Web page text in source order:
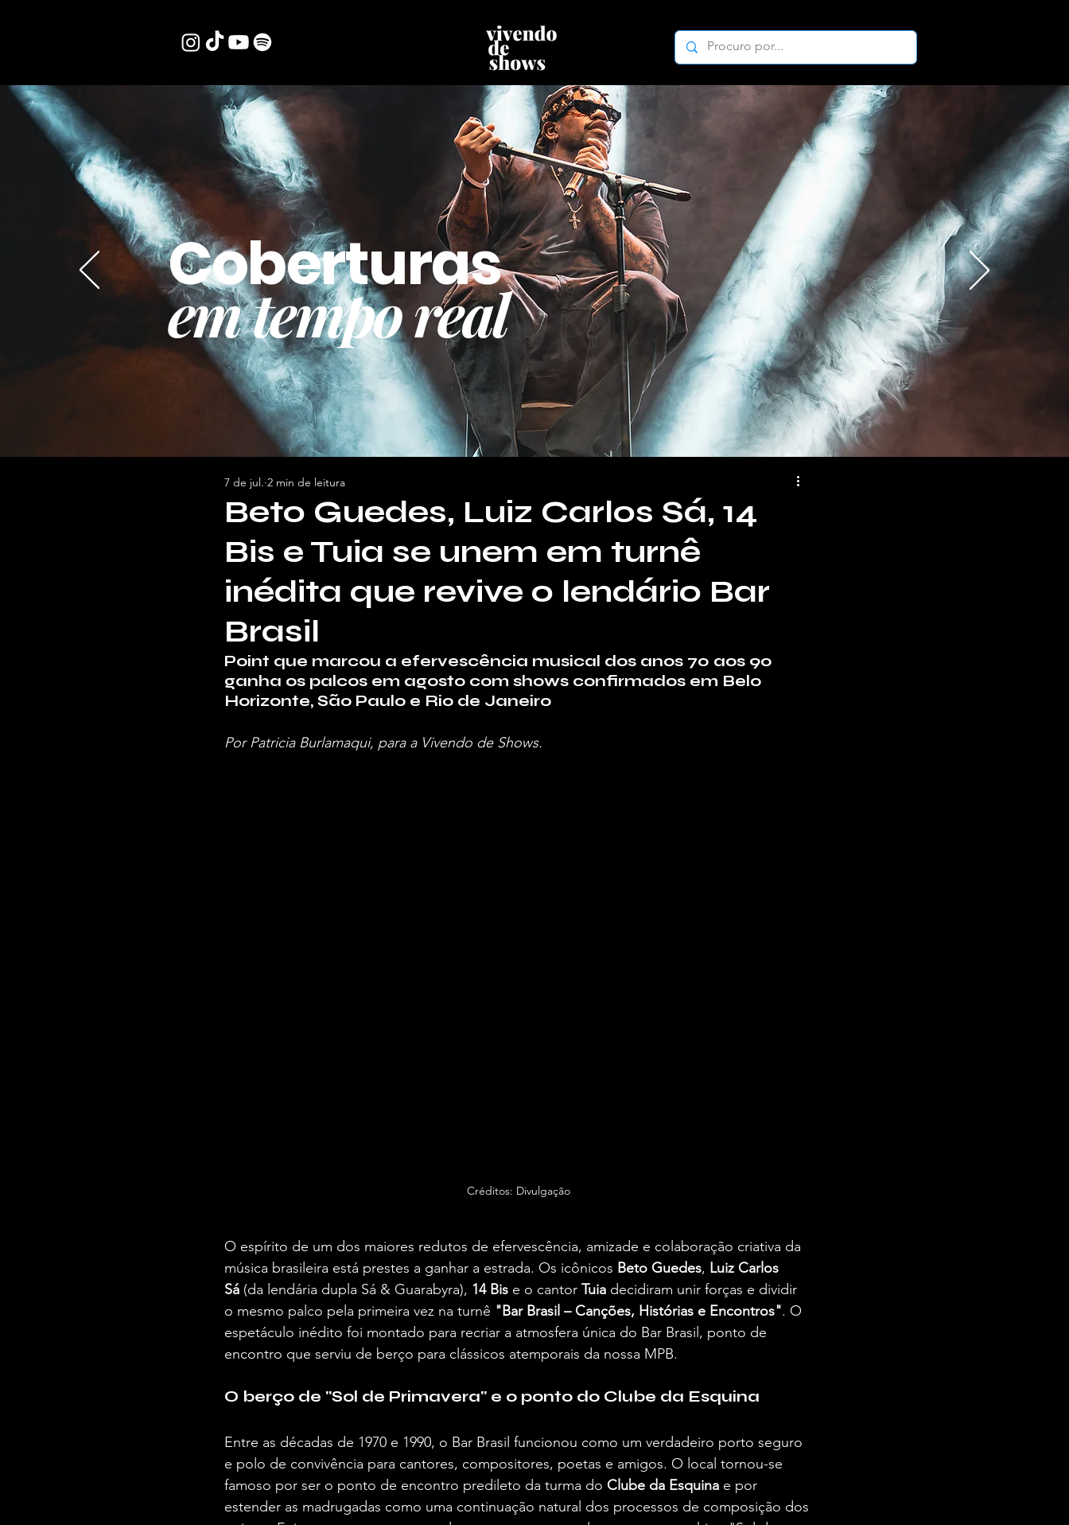
Coberturas
em tempo real
Beto Guedes, Luiz Carlos Sá, 14
Bis e Tuia se unem em turnê
inédita que revive o lendário Bar
Brasil
7 de jul. 2 min de leitura
Point que marcou a efervescência musical dos anos 70 aos 90
ganha os palcos em agosto com shows confirmados em Belo
Horizonte, São Paulo e Rio de Janeiro
Por Patricia Burlamaqui, para a Vivendo de Shows.
Créditos: Divulgação
O espírito de um dos maiores redutos de efervescência, amizade e colaboração criativa da
música brasileira está prestes a ganhar a estrada. Os icônicos Beto Guedes, Luiz Carlos
Sá (da lendária dupla Sá & Guarabyra), 14 Bis e o cantor Tuia decidiram unir forças e dividir
o mesmo palco pela primeira vez na turnê "Bar Brasil – Canções, Histórias e Encontros". O
espetáculo inédito foi montado para recriar a atmosfera única do Bar Brasil, ponto de
encontro que serviu de berço para clássicos atemporais da nossa MPB.
O berço de "Sol de Primavera" e o ponto do Clube da Esquina
Entre as décadas de 1970 e 1990, o Bar Brasil funcionou como um verdadeiro porto seguro
e polo de convivência para cantores, compositores, poetas e amigos. O local tornou-se
famoso por ser o ponto de encontro predileto da turma do Clube da Esquina e por
estender as madrugadas como uma continuação natural dos processos de composição dos